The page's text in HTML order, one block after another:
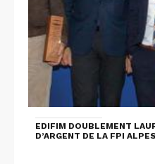
EDIFIM DOUBLEMENT
D’ARGENT DE LA FPI